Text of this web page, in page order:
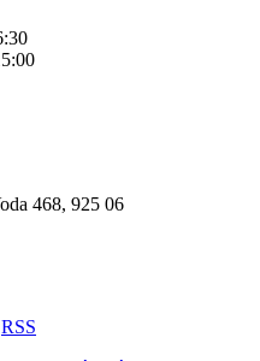
468, 925 06
RSS